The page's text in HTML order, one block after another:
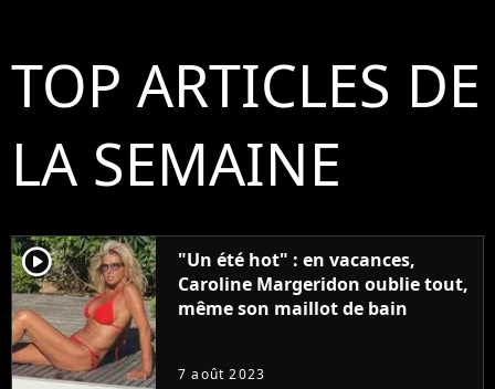
TOP ARTICLES DE
LA SEMAINE
player2
"Un été hot" : en vacances,
Caroline Margeridon oublie tout,
même son maillot de bain
7 août 2023